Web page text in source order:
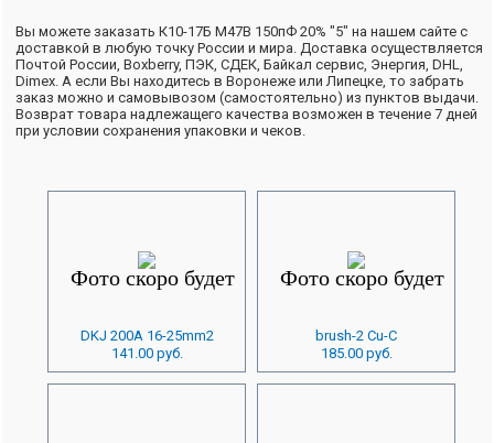
Вы можете заказать К10-17Б М47В 150пФ 20% "5" на нашем сайте с
доставкой в любую точку России и мира. Доставка осуществляется
Почтой России, Boxberry, ПЭК, СДЕК, Байкал сервис, Энергия, DHL,
Dimex. А если Вы находитесь в Воронеже или Липецке, то забрать
заказ можно и самовывозом (самостоятельно) из пунктов выдачи.
Возврат товара надлежащего качества возможен в течение 7 дней
при условии сохранения упаковки и чеков.
DKJ 200A 16-25mm2
141.00 руб.
brush-2 Cu-C
185.00 руб.